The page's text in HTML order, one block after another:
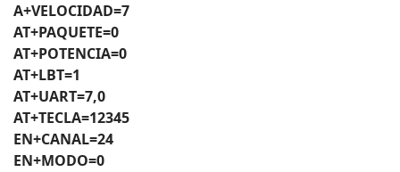
A+VELOCIDAD=7
AT+PAQUETE=0
AT+POTENCIA=0
AT+LBT=1
AT+UART=7,0
AT+TECLA=12345
EN+CANAL=24
EN+MODO=0